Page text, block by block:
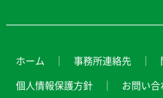
ホーム 事務所連絡先
個人情報保護方針
お問い合